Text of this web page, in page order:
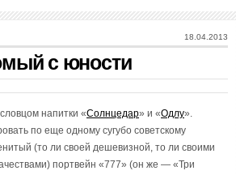
18.04.2013
с юности
напитки «Солнцедар» и «Одлу».
по еще одному сугубо советскому
(то ли своей дешевизной, то ли своими
портвейн «777» (он же — «Три